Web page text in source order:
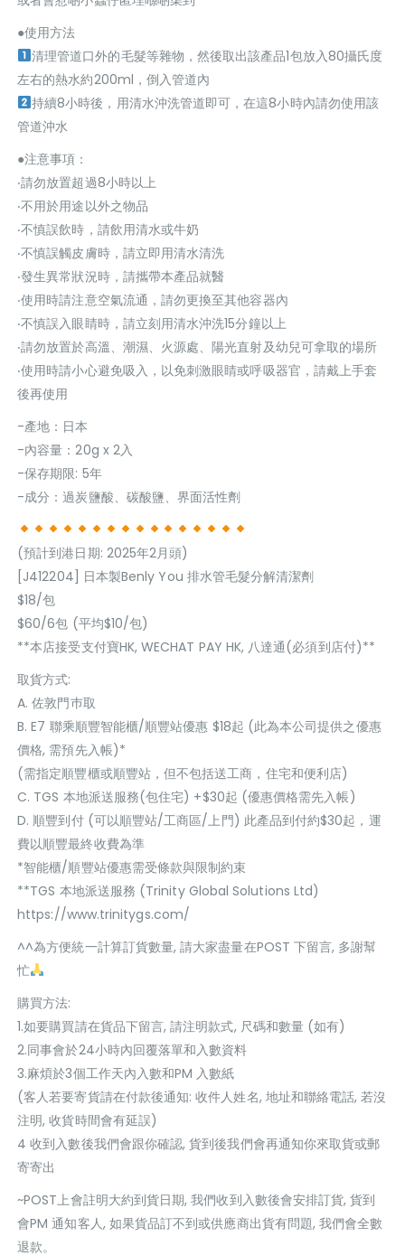
●使用方法
清理管道口外的毛髮等雜物，然後取出該產品1包放入80攝氏度
左右的熱水約200ml，倒入管道內
持續8小時後，用清水沖洗管道即可，在這8小時內請勿使用該
管道沖水
●注意事項：
‧請勿放置超過8小時以上
‧不用於用途以外之物品
‧不慎誤飲時，請飲用清水或牛奶
‧不慎誤觸皮膚時，請立即用清水清洗
‧發生異常狀況時，請攜帶本產品就醫
‧使用時請注意空氣流通，請勿更換至其他容器內
‧不慎誤入眼睛時，請立刻用清水沖洗15分鐘以上
‧請勿放置於高溫、潮濕、火源處、陽光直射及幼兒可拿取的場所
‧使用時請小心避免吸入，以免刺激眼睛或呼吸器官，請戴上手套
後再使用
-產地：日本
-內容量：20g x 2入
-保存期限: 5年
-成分：過炭鹽酸、碳酸鹽、界面活性劑
(預計到港日期: 2025年2月頭)
[J412204] 日本製Benly You 排水管毛髮分解清潔劑
$18/包
$60/6包 (平均$10/包)
**本店接受支付寶HK, WECHAT PAY HK, 八達通(必須到店付)**
取貨方式:
A. 佐敦門巿取
B. E7 聯乘順豐智能櫃/順豐站優惠 $18起 (此為本公司提供之優惠
價格, 需預先入帳)*
(需指定順豐櫃或順豐站，但不包括送工商，住宅和便利店)
C. TGS 本地派送服務(包住宅) +$30起 (優惠價格需先入帳)
D. 順豐到付 (可以順豐站/工商區/上門) 此產品到付約$30起，運
費以順豐最終收費為準
*智能櫃/順豐站優惠需受條款與限制約束
**TGS 本地派送服務 (Trinity Global Solutions Ltd)
https://www.trinitygs.com/
^^為方便統一計算訂貨數量, 請大家盡量在POST 下留言, 多謝幫
忙
購買方法:
1.如要購買請在貨品下留言, 請注明款式, 尺碼和數量 (如有)
2.同事會於24小時內回覆落單和入數資料
3.麻煩於3個工作天內入數和PM 入數紙
(客人若要寄貨請在付款後通知: 收件人姓名, 地址和聯絡電話, 若沒
注明, 收貨時間會有延誤)
4 收到入數後我們會跟你確認, 貨到後我們會再通知你來取貨或郵
寄寄出
~POST上會註明大約到貨日期, 我們收到入數後會安排訂貨, 貨到
會PM 通知客人, 如果貨品訂不到或供應商出貨有問題, 我們會全數
退款。